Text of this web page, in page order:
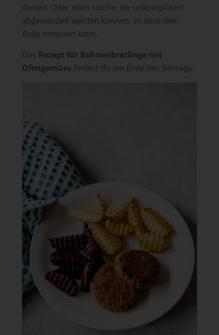
denkst. Oder eben solche, die unkompliziert
abgewandelt werden können, so dass dein
Baby mitessen kann.
Das Rezept für Bohnenbratlinge mit
Ofengemüsefindest du am Ende des Beitrags.